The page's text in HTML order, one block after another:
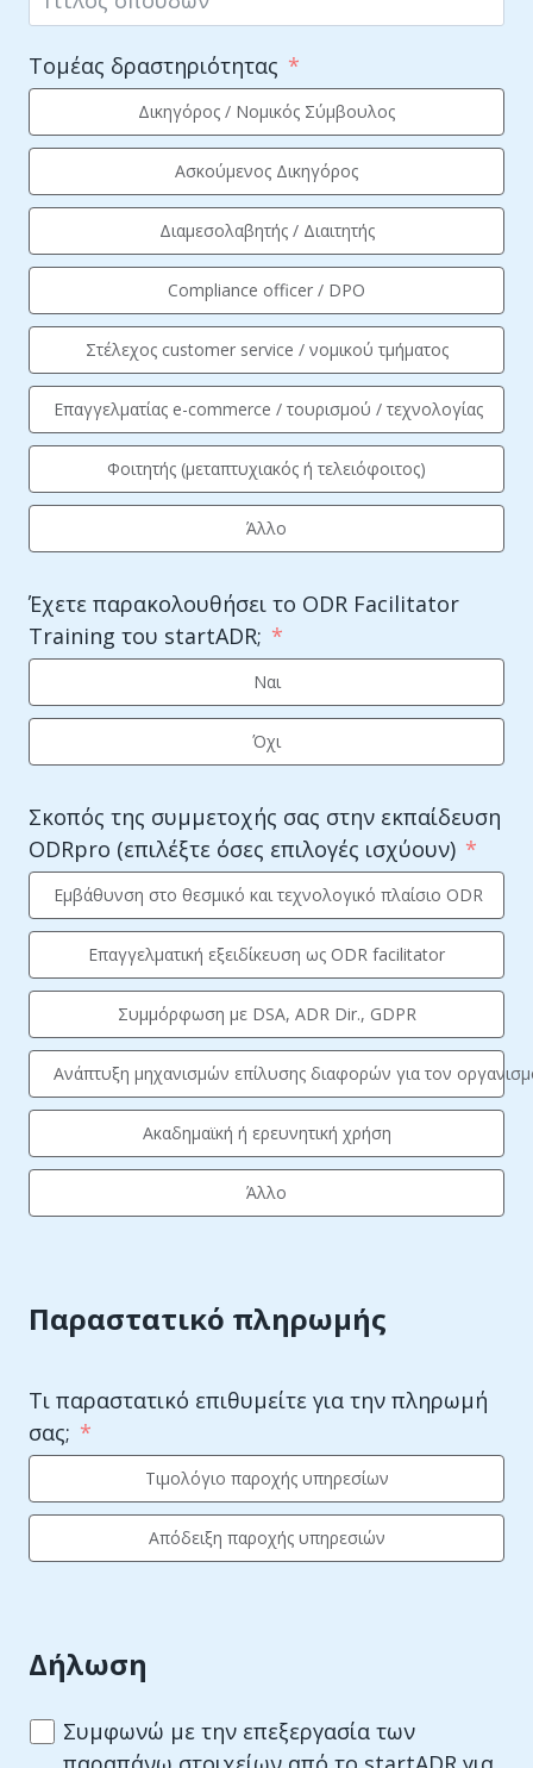
Τομέας δραστηριότητας
Δικηγόρος / Νομικός Σύμβουλος
Ασκούμενος Δικηγόρος
Διαμεσολαβητής / Διαιτητής
Compliance officer / DPO
Στέλεχος customer service / νομικού τμήματος
Επαγγελματίας e-commerce / τουρισμού / τεχνολογίας
Φοιτητής (μεταπτυχιακός ή τελειόφοιτος)
Άλλο
Έχετε παρακολουθήσει το ODR Facilitator
Training του startADR;
Ναι
Όχι
Σκοπός της συμμετοχής σας στην εκπαίδευση
ODRpro (επιλέξτε όσες επιλογές ισχύουν)
Εμβάθυνση στο θεσμικό και τεχνολογικό πλαίσιο ODR
Επαγγελματική εξειδίκευση ως ODR facilitator
Συμμόρφωση με DSA, ADR Dir., GDPR
Ανάπτυξη μηχανισμών επίλυσης διαφορών για τον
Ακαδημαϊκή ή ερευνητική χρήση
Άλλο
Παραστατικό πληρωμής
Τι παραστατικό επιθυμείτε για την πληρωμή
σας;
Τιμολόγιο παροχής υπηρεσίων
Απόδειξη παροχής υπηρεσιών
Δήλωση
Συμφωνώ με την επεξεργασία των